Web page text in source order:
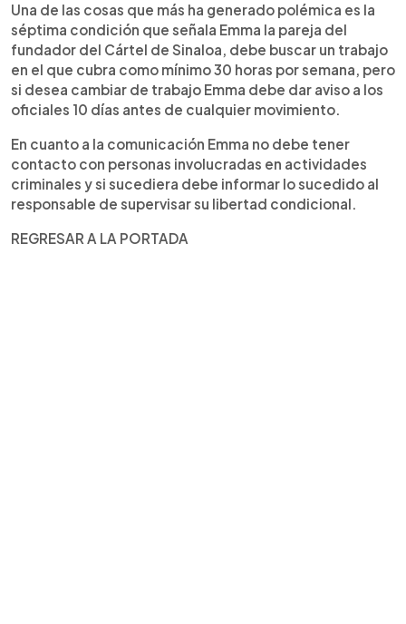
Una de las cosas que más ha generado polémica es la
séptima condición que señala Emma la pareja del
fundador del Cártel de Sinaloa, debe buscar un trabajo
en el que cubra como mínimo 30 horas por semana, pero
si desea cambiar de trabajo Emma debe dar aviso a los
oficiales 10 días antes de cualquier movimiento.
En cuanto a la comunicación Emma no debe tener
contacto con personas involucradas en actividades
criminales y si sucediera debe informar lo sucedido al
responsable de supervisar su libertad condicional.
REGRESAR A LA PORTADA